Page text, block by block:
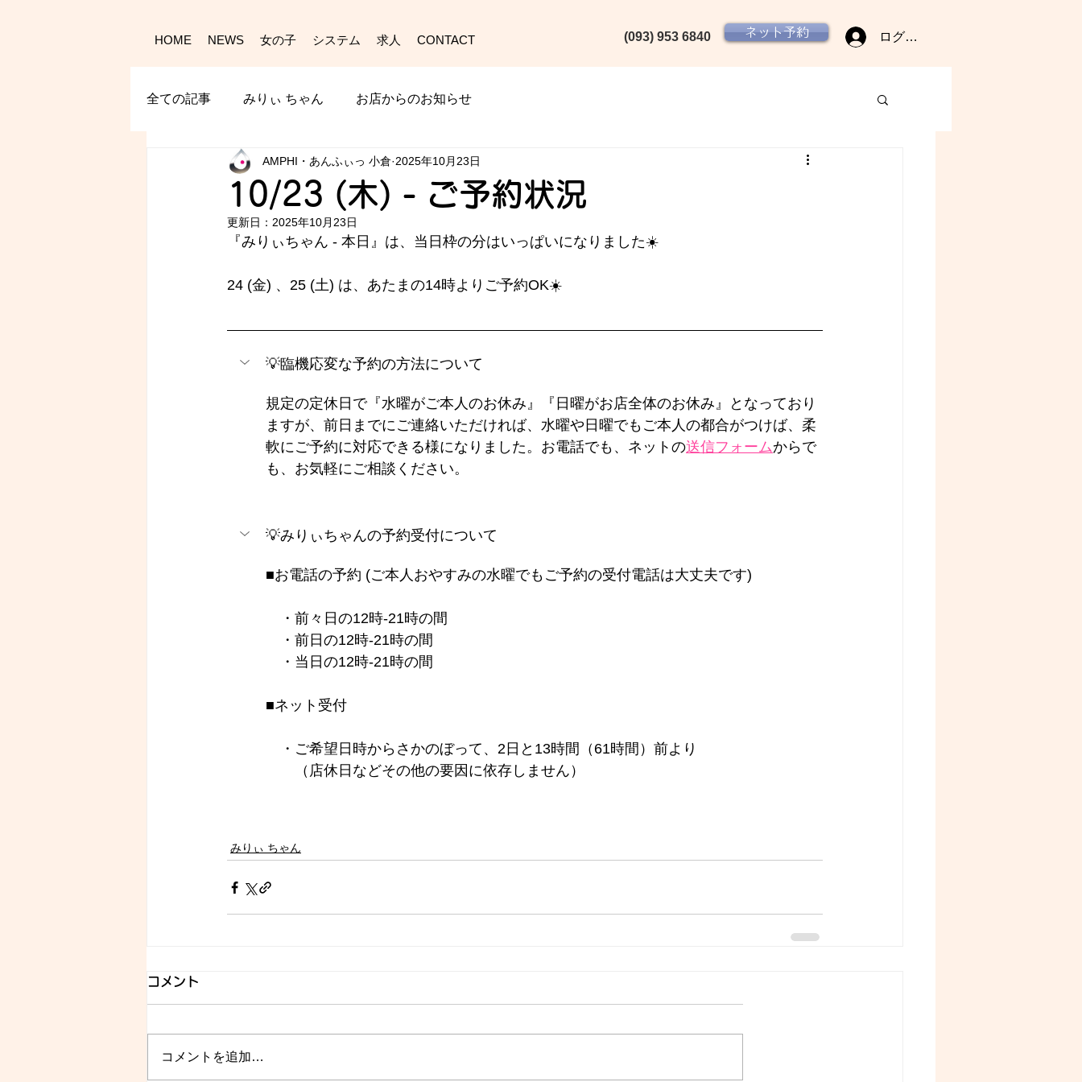
HOME NEWS 女の子 システム 求人 CONTACT (093) 953 6840‬ ネット予約 ログイン
全ての記事 みりぃ ちゃん お店からのお知らせ
10/23 (木) - ご予約状況
AMPHI・あんふぃっ 小倉 2025年10月23日
更新日： 2025年10月23日
『みりぃちゃん - 本日』は、当日枠の分はいっぱいになりました☀️
24 (金) 、25 (土) は、あたまの14時よりご予約OK☀️
💡臨機応変な予約の方法について
規定の定休日で『水曜がご本人のお休み』『日曜がお店全体のお休み』となっており
ますが、前日までにご連絡いただければ、水曜や日曜でもご本人の都合がつけば、柔
軟にご予約に対応できる様になりました。お電話でも、ネットの送信フォームからで
も、お気軽にご相談ください。
💡みりぃちゃんの予約受付について
■お電話の予約 (ご本人おやすみの水曜でもご予約の受付電話は大丈夫です)
・前々日の12時-21時の間
・前日の12時-21時の間
・当日の12時-21時の間
■ネット受付
・ご希望日時からさかのぼって、2日と13時間（61時間）前より
（店休日などその他の要因に依存しません）
みりぃ ちゃん
コメント
コメントを追加…